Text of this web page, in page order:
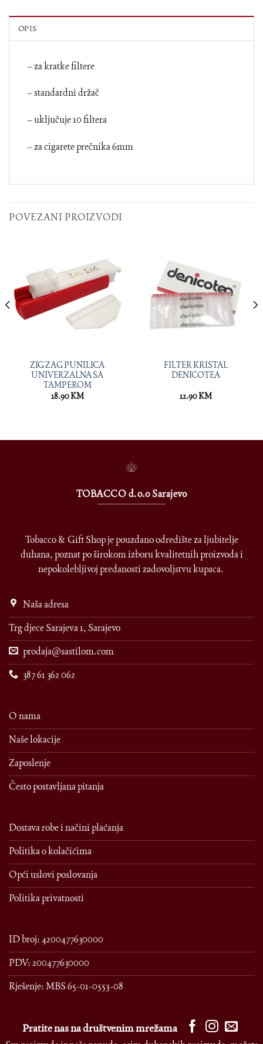
OPIS
– za kratke filtere
– standardni držač
– uključuje 10 filtera
– za cigarete prečnika 6mm
POVEZANI PROIZVODI
ZIG ZAG PUNILICA
UNIVERZALNA SA
TAMPEROM
18.90KM
FILTER KRISTAL
DENICOTEA
12.90KM
TOBACCO d.o.o Sarajevo
Tobacco & Gift Shop je pouzdano odredište za ljubitelje
duhana, poznat po širokom izboru kvalitetnih proizvoda i
nepokolebljivoj predanosti zadovoljstvu kupaca.
Naša adresa
Trg djece Sarajeva 1, Sarajevo
prodaja@sastilom.com
387 61 362 062
O nama
Naše lokacije
Zaposlenje
Često postavljana pitanja
Dostava robe i načini plaćanja
Politika o kolačićima
Opći uslovi poslovanja
Politika privatnosti
ID broj: 4200477630000
PDV: 200477630000
Rješenje: MBS 65-01-0553-08
Pratite nas na društvenim mrežama